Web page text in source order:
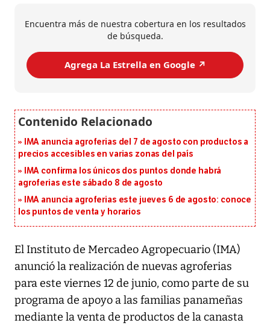
Encuentra más de nuestra cobertura en los resultados
de búsqueda.
Agrega La Estrella en Google ↗️
IMA anuncia agroferias del 7 de agosto con productos a
precios accesibles en varias zonas del país
IMA confirma los únicos dos puntos donde habrá
agroferias este sábado 8 de agosto
IMA anuncia agroferias este jueves 6 de agosto: conoce
los puntos de venta y horarios
El Instituto de Mercadeo Agropecuario (IMA)
anunció la realización de nuevas agroferias
para este viernes 12 de junio, como parte de su
programa de apoyo a las familias panameñas
mediante la venta de productos de la canasta